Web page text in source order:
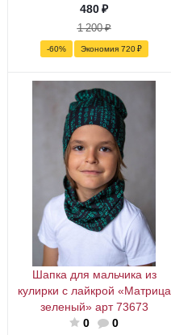
480₽
1 200₽
-60% Экономия 720₽
Шапка для мальчика из
кулирки с лайкрой «Матрица
зеленый» арт 73673
0
0